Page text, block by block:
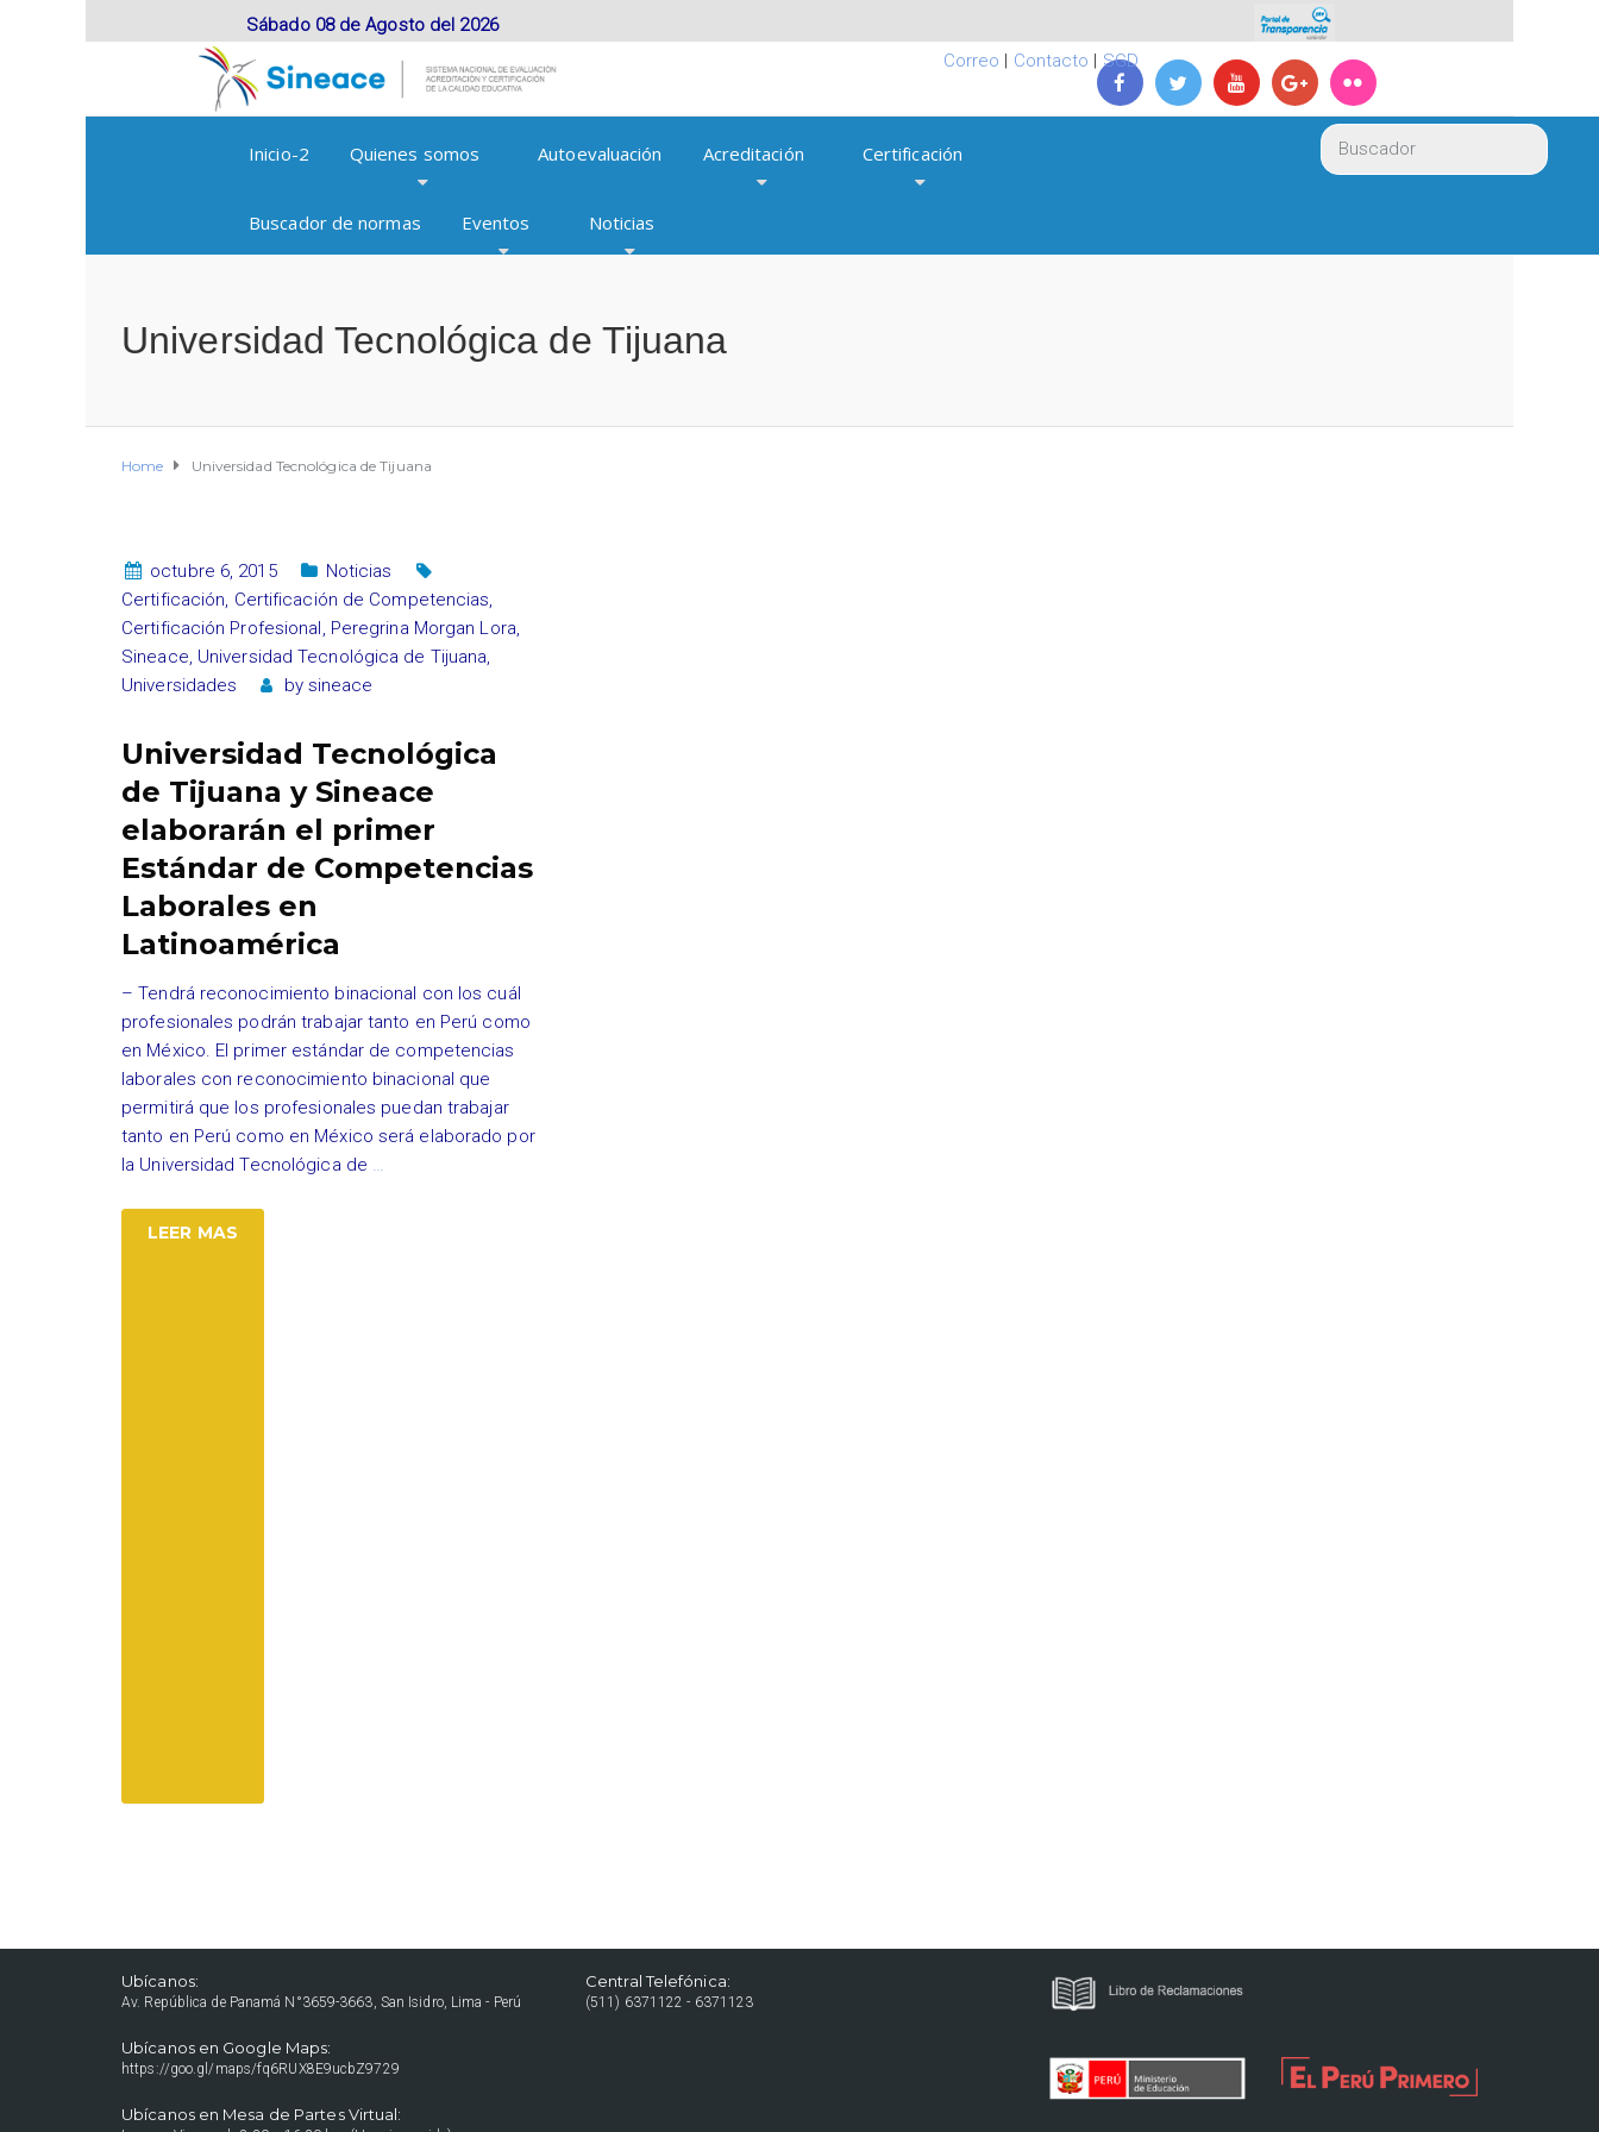
Sábado 08 de Agosto del 2026
Correo | Contacto | SGD
Inicio-2 Quienes somos Autoevaluación Acreditación Certificación
Buscador de normas Eventos Noticias
Universidad Tecnológica de Tijuana
Home Universidad Tecnológica de Tijuana
octubre 6, 2015
Noticias
Certificación, Certificación de Competencias,
Certificación Profesional, Peregrina Morgan Lora,
Sineace, Universidad Tecnológica de Tijuana,
Universidades
by sineace
Universidad Tecnológica
de Tijuana y Sineace
elaborarán el primer
Estándar de Competencias
Laborales en
Latinoamérica
– Tendrá reconocimiento binacional con los cuál
profesionales podrán trabajar tanto en Perú como
en México. El primer estándar de competencias
laborales con reconocimiento binacional que
permitirá que los profesionales puedan trabajar
tanto en Perú como en México será elaborado por
la Universidad Tecnológica de …
LEER MAS
Ubícanos:
Av. República de Panamá N°3659-3663, San Isidro, Lima - Perú
Ubícanos en Google Maps:
https://goo.gl/maps/fq6RUX8E9ucbZ9729
Ubícanos en Mesa de Partes Virtual:
Central Telefónica:
(511) 6371122 - 6371123